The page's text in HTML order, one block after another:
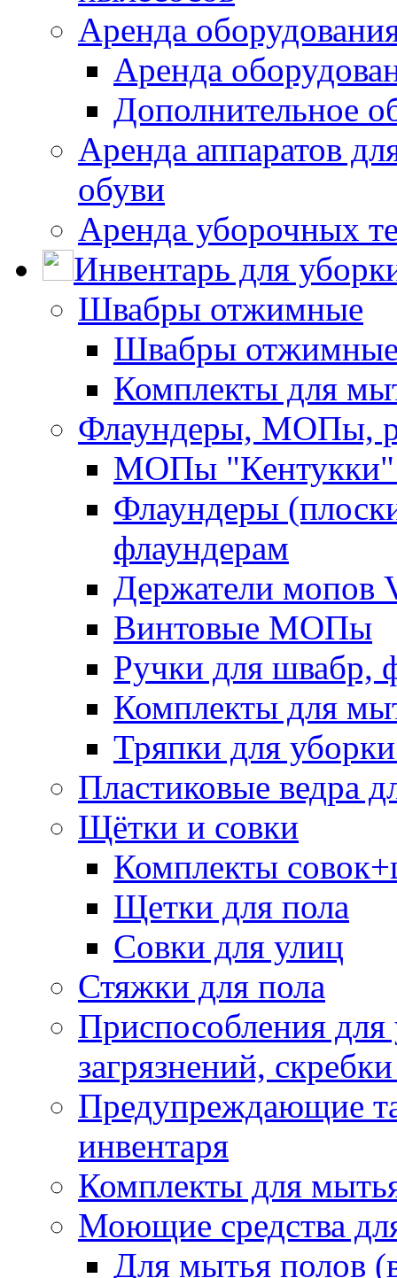
Аренда
Аренда
Дополнительное
Аренда аппаратов
обуви
Аренда уборочных
Инвентарь для
Швабры отжимные
Швабры
Комплекты для
Флаундеры, МОПы,
МОПы "Кентукки"
Флаундеры
флаундерам
Держатели мопов
Винтовые МОПы
Ручки для швабр,
Комплекты для
Тряпки для
Пластиковые ведра
Щётки и совки
Комплекты
Щетки для пола
Совки для улиц
Стяжки для пола
Приспособления
загрязнений,
Предупреждающие
инвентаря
Комплекты для
Моющие средства
Для мытья полов